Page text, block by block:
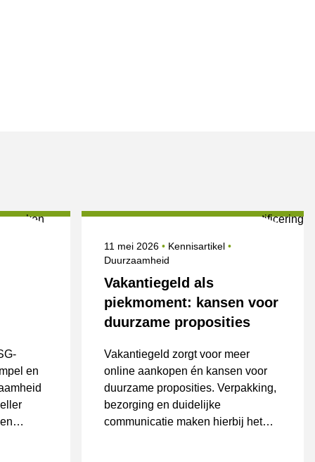
en
Vakantiegeld als
piekmoment: kansen voor
duurzame proposities
Gepubliceerd op
11 mei 2026 Kennisartikel Onderwerpen
Duurzaamheid
Vakantiegeld zorgt voor meer
online aankopen én kansen voor
duurzame proposities. Verpakking,
bezorging en duidelijke
communicatie maken hierbij het